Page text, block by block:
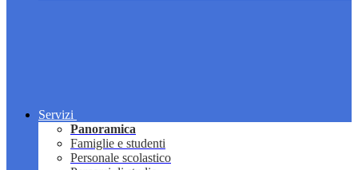
Servizi
Panoramica
Famiglie e studenti
Personale scolastico